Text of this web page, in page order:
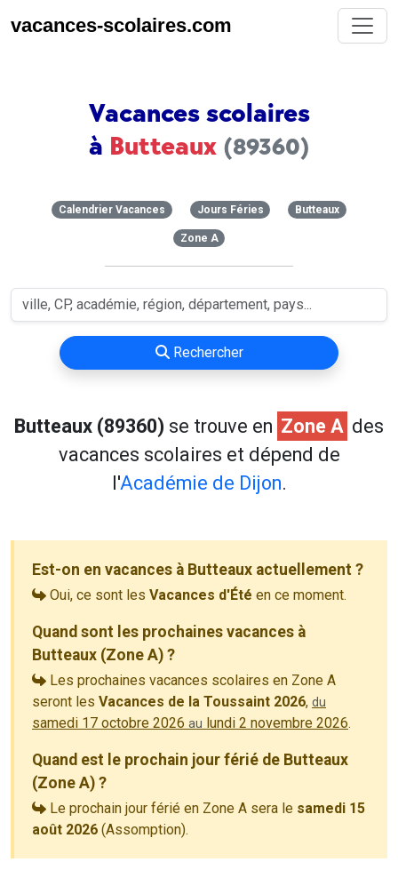
vacances-scolaires.com
Vacances scolaires
à Butteaux (89360)
Calendrier Vacances Jours Féries Butteaux
Zone A
Rechercher
Butteaux (89360) se trouve en Zone A des
vacances scolaires et dépend de
l'Académie de Dijon.
Est-on en vacances à Butteaux actuellement ?
Oui, ce sont les Vacances d'Été en ce moment.
Quand sont les prochaines vacances à
Butteaux (Zone A) ?
Les prochaines vacances scolaires en Zone A
seront les Vacances de la Toussaint 2026, du
samedi 17 octobre 2026 au lundi 2 novembre 2026.
Quand est le prochain jour férié de Butteaux
(Zone A) ?
Le prochain jour férié en Zone A sera le samedi 15
août 2026 (Assomption).